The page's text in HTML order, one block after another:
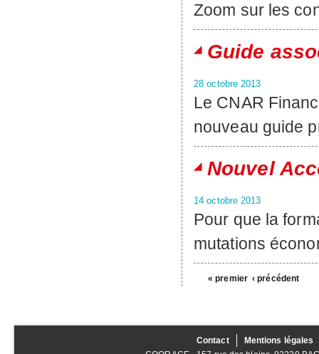
Zoom sur les
Guide
28 octobre 2013
Le CNAR
nouveau guide
Nouvel
14 octobre 2013
Pour que la
mutations
« premier ‹ précédent
Contact
Mentions légales